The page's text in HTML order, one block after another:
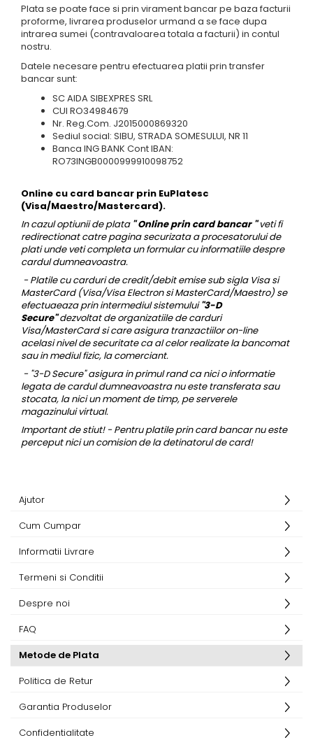
Decoratiuni Paste
Insigne / Brose
Agende Personalizate
Agende A5
Agende A6
Planner / Jurnal
Print personalizat
Felicitari personalizate
Invitatii personalizate
Printare poze
Martisoare
Semne de Carte
Articole pentru copii
Stickere
Trofee
Brelocuri
Brelocuri din Inox
Brelocuri de Lemn
Bratari
Cercei din lemn
Accesorii de Bucatarie
Personalizate
Manusi Personalizate
Ustensile de bucatarie
Accesorii pentru Bauturi
Personalizate
Termosuri Personalizate
Desfacatoare si Tirbusoane
Cutii si Accesorii pentru Vin
Personalizate
Vinuri Personalizate
Pixuri Personalizate
Mousepad-uri
Cadouri absolvire
Plata se poate face si prin virament bancar pe baza facturii
proforme, livrarea produselor urmand a se face dupa
intrarea sumei (contravaloarea totala a facturii) in contul
nostru.
Datele necesare pentru efectuarea platii prin transfer
bancar sunt:
SC AIDA SIBEXPRES SRL
CUI RO34984679
Nr. Reg.Com. J2015000869320
Sediul social: SIBU, STRADA SOMESULUI, NR 11
Banca ING BANK Cont IBAN:
RO73INGB0000999910098752
Online cu card bancar prin EuPlatesc
(Visa/Maestro/Mastercard).
In cazul optiunii de plata " Online prin card bancar "veti fi
redirectionat catre pagina securizata a procesatorului de
plati unde veti completa un formular cu informatiile despre
cardul dumneavoastra.
- Platile cu carduri de credit/debit emise sub sigla Visa si
MasterCard (Visa/Visa Electron si MasterCard/Maestro) se
efectuaeaza prin intermediul sistemului"3-D
Secure"dezvoltat de organizatiile de carduri
Visa/MasterCard si care asigura tranzactiilor on-line
acelasi nivel de securitate ca al celor realizate la bancomat
sau in mediul fizic, la comerciant.
- "3-D Secure" asigura in primul rand ca nici o informatie
legata de cardul dumneavoastra nu este transferata sau
stocata, la nici un moment de timp, pe serverele
magazinului virtual.
Important de stiut! - Pentru platile prin card bancar nu este
perceput nici un comision de la detinatorul de card!
Ajutor
Cum Cumpar
Informatii Livrare
Termeni si Conditii
Despre noi
FAQ
Metode de Plata
Politica de Retur
Garantia Produselor
Confidentialitate